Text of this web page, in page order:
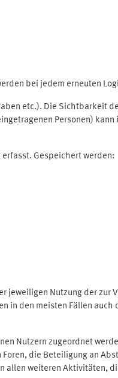
bei jedem erneuten
etc.). Die Sichtbarkeit
Personen)
Gespeichert werden:
jeweiligen Nutzung der zur
in den meisten Fällen auch
Nutzern zugeordnet
die Beteiligung an
weiteren Aktivitäten,